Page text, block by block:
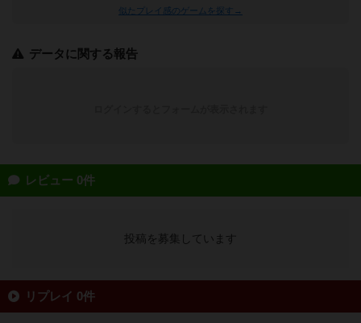
似たプレイ感のゲームを探す→
データに関する報告
レビュー 0件
投稿を募集しています
リプレイ 0件